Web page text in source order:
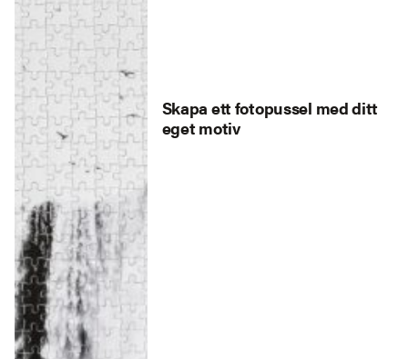
Skapa ett fotopussel med ditt
eget motiv